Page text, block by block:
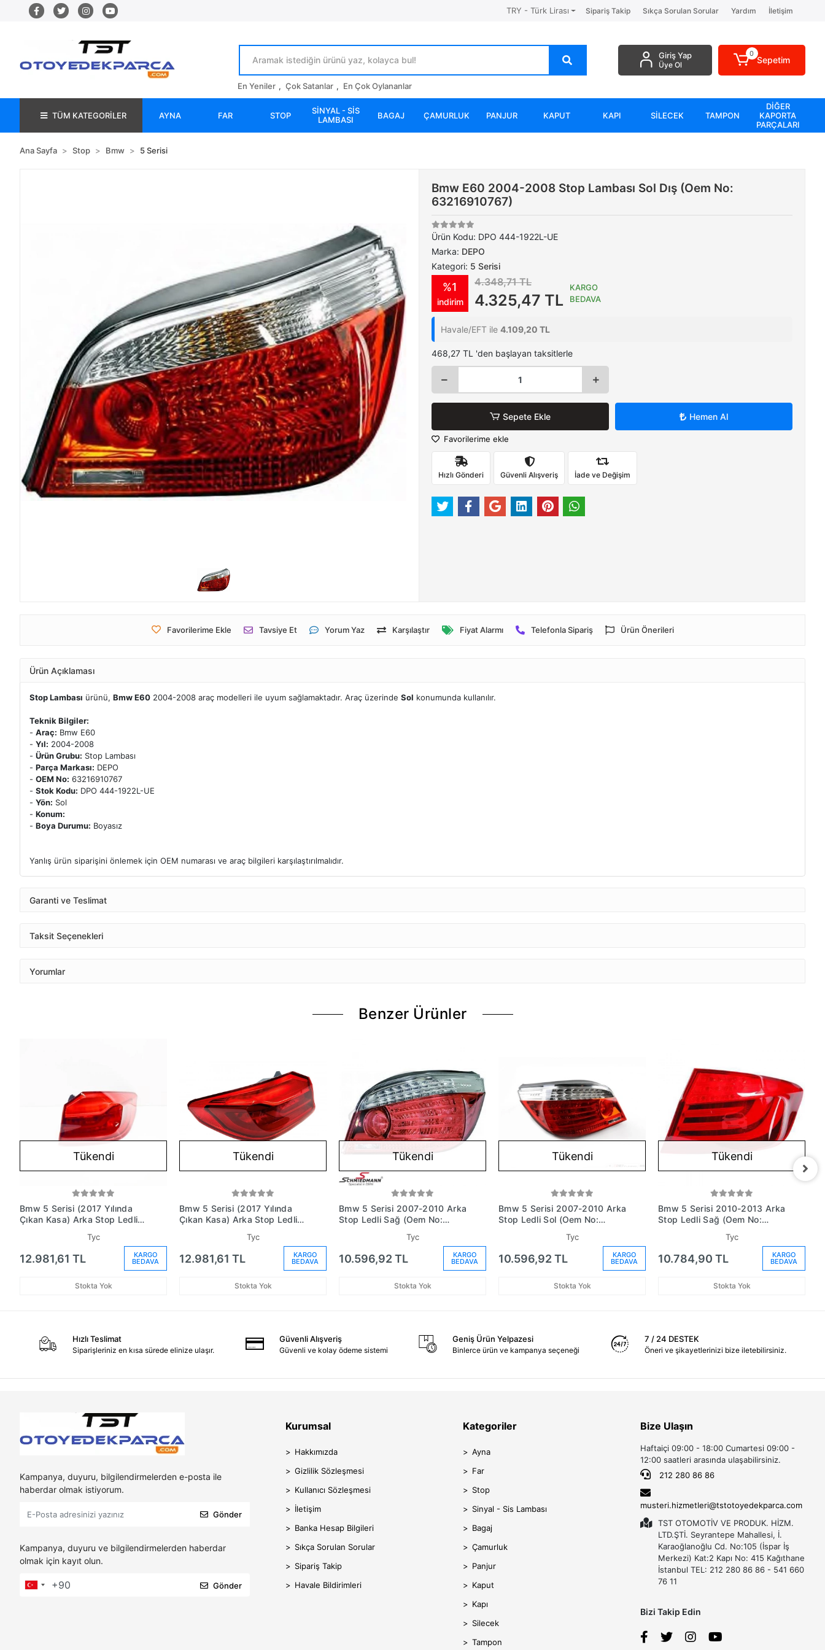
TRY - Türk Lirası Sipariş Takip Sıkça Sorulan Sorular Yardım İletişim
En Yeniler , Çok Satanlar , En Çok Oylananlar
Giriş Yap
Üye Ol
0
Sepetim
TÜM KATEGORİLER AYNA FAR STOP
SİNYAL - SİS
LAMBASI
BAGAJ ÇAMURLUK PANJUR KAPUT KAPI SİLECEK TAMPON
DİĞER
KAPORTA
PARÇALARI
Ana Sayfa Stop Bmw 5 Serisi
Bmw E60 2004-2008 Stop Lambası Sol Dış (Oem No:
63216910767)
Ürün Kodu: DPO 444-1922L-UE
Marka: DEPO
Kategori: 5 Serisi
%1
indirim
4.348,71 TL
4.325,47 TL
KARGO
BEDAVA
Havale/EFT ile 4.109,20 TL
468,27 TL 'den başlayan taksitlerle
Sepete Ekle Hemen Al
Favorilerime ekle
Hızlı Gönderi Güvenli Alışveriş İade ve Değişim
Favorilerime Ekle Tavsiye Et Yorum Yaz Karşılaştır Fiyat Alarmı Telefonla Sipariş Ürün Önerileri
Ürün Açıklaması
Stop Lambası ürünü, Bmw E60 2004-2008 araç modelleri ile uyum sağlamaktadır. Araç üzerinde Sol konumunda kullanılır.
Teknik Bilgiler:
- Araç: Bmw E60
- Yıl: 2004-2008
- Ürün Grubu: Stop Lambası
- Parça Markası: DEPO
- OEM No: 63216910767
- Stok Kodu: DPO 444-1922L-UE
- Yön: Sol
- Konum:
- Boya Durumu: Boyasız
Yanlış ürün siparişini önlemek için OEM numarası ve araç bilgileri karşılaştırılmalıdır.
Garanti ve Teslimat
Taksit Seçenekleri
Yorumlar
Benzer Ürünler
Tükendi
Bmw 5 Serisi (2017 Yılında
Çıkan Kasa) Arka Stop Ledli
Tyc
12.981,61 TL KARGO
BEDAVA
Stokta Yok
Tükendi
Bmw 5 Serisi (2017 Yılında
Çıkan Kasa) Arka Stop Ledli
Tyc
12.981,61 TL KARGO
BEDAVA
Stokta Yok
Tükendi
Bmw 5 Serisi 2007-2010 Arka
Stop Ledli Sağ (Oem No:
Tyc
10.596,92 TL KARGO
BEDAVA
Stokta Yok
Tükendi
Bmw 5 Serisi 2007-2010 Arka
Stop Ledli Sol (Oem No:
Tyc
10.596,92 TL KARGO
BEDAVA
Stokta Yok
Tükendi
Bmw 5 Serisi 2010-2013 Arka
Stop Ledli Sağ (Oem No:
Tyc
10.784,90 TL KARGO
BEDAVA
Stokta Yok
Hızlı Teslimat
Siparişleriniz en kısa sürede elinize ulaşır.
Güvenli Alışveriş
Güvenli ve kolay ödeme sistemi
Geniş Ürün Yelpazesi
Binlerce ürün ve kampanya seçeneği
7 / 24 DESTEK
Öneri ve şikayetlerinizi bize iletebilirsiniz.
Kampanya, duyuru, bilgilendirmelerden e-posta ile
haberdar olmak istiyorum.
Gönder
Kampanya, duyuru ve bilgilendirmelerden haberdar
olmak için kayıt olun.
Gönder
Kurumsal
Hakkımızda
Gizlilik Sözleşmesi
Kullanıcı Sözleşmesi
İletişim
Banka Hesap Bilgileri
Sıkça Sorulan Sorular
Sipariş Takip
Havale Bildirimleri
Kategoriler
Ayna
Far
Stop
Sinyal - Sis Lambası
Bagaj
Çamurluk
Panjur
Kaput
Kapı
Silecek
Tampon
Bize Ulaşın
Haftaiçi 09:00 - 18:00 Cumartesi 09:00 -
12:00 saatleri arasında ulaşabilirsiniz.
212 280 86 86
musteri.hizmetleri@tstotoyedekparca.com
TST OTOMOTİV VE PRODUK. HİZM.
LTD.ŞTİ. Seyrantepe Mahallesi, İ.
Karaoğlanoğlu Cd. No:105 (İspar İş
Merkezi) Kat:2 Kapı No: 415 Kağıthane
İstanbul TEL: 212 280 86 86 - 541 660
76 11
Bizi Takip Edin